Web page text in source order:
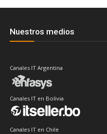
Nuestros medios
Canales IT Argentina
Canales IT en Bolivia
Canales IT en Chile